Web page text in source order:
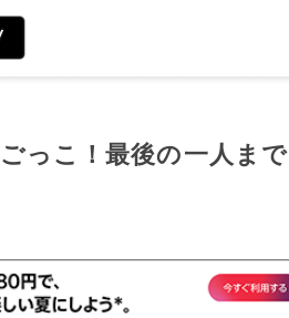
っこ！最後の一人まで